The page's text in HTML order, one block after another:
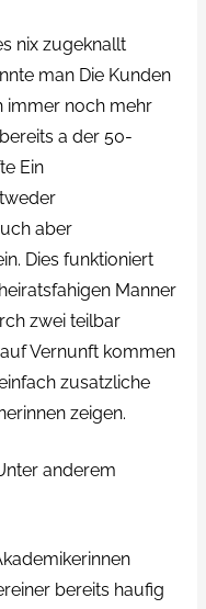
nix zugeknallt
man Die Kunden
immer noch mehr
a der 50-
Ein
aber
Dies funktioniert
Manner
zwei teilbar
Vernunft kommen
zusatzliche
zeigen.
anderem
bereits haufig